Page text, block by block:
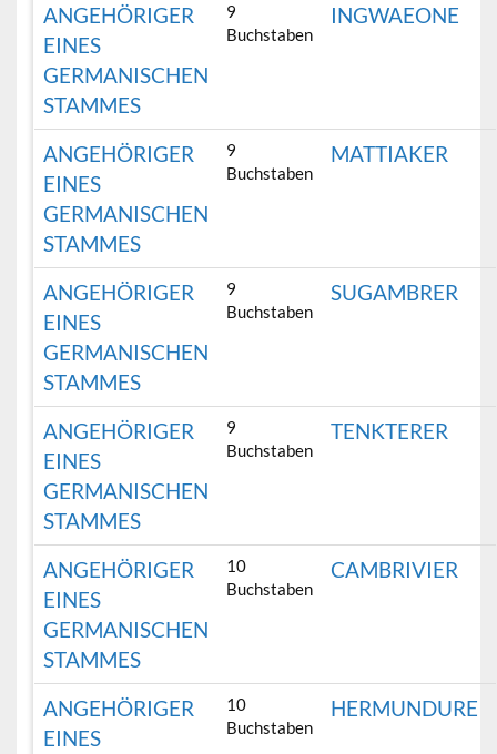
ANGEHÖRIGER
EINES
GERMANISCHEN
STAMMES
9
Buchstaben
INGWAEONE
ANGEHÖRIGER
EINES
GERMANISCHEN
STAMMES
9
Buchstaben
MATTIAKER
ANGEHÖRIGER
EINES
GERMANISCHEN
STAMMES
9
Buchstaben
SUGAMBRER
ANGEHÖRIGER
EINES
GERMANISCHEN
STAMMES
9
Buchstaben
TENKTERER
ANGEHÖRIGER
EINES
GERMANISCHEN
STAMMES
10
Buchstaben
CAMBRIVIER
ANGEHÖRIGER
EINES
10
Buchstaben
HERMUNDURE